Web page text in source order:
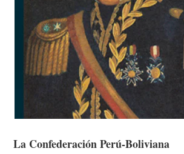
La Confederación Perú-Boliviana